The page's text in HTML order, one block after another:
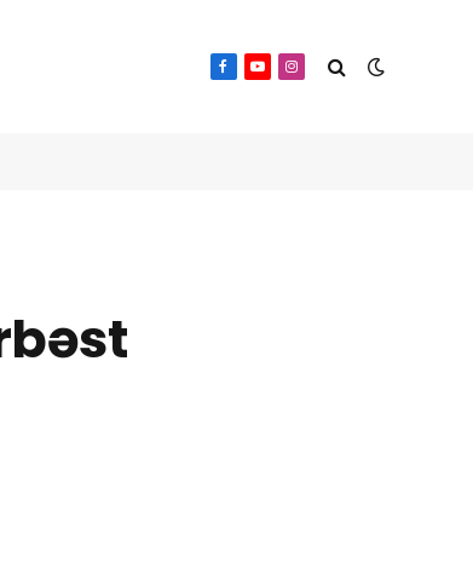
Facebook
YouTube
Instagram